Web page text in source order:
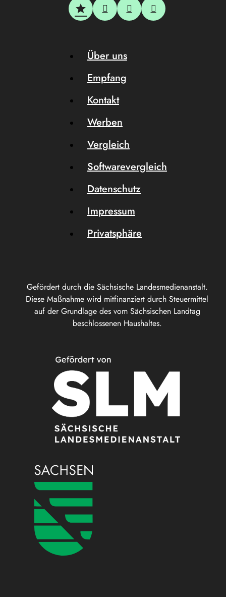
Gefördert durch die Sächsische Landesmedienanstalt.
Diese Maßnahme wird mitfinanziert durch Steuermittel
auf der Grundlage des vom Sächsischen Landtag
beschlossenen Haushaltes.
Über uns
Empfang
Kontakt
Werben
Vergleich
Softwarevergleich
Datenschutz
Impressum
Privatsphäre